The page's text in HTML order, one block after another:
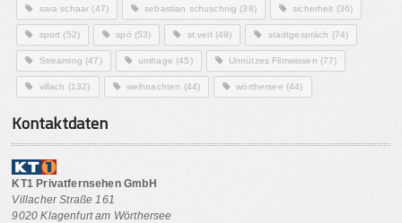
sara schaar (47) sebastian schuschnig (38) sicherheit (36)
sport (52) spö (53) st.veit(49) stadtgespräch (74)
Streaming (47) umfrage (45) Unnützes Filmwissen (77)
villach (132) weihnachten (44) wörthersee (44)
Kontaktdaten
KT1 Privatfernsehen GmbH
Villacher Straße 161
9020 Klagenfurt am Wörthersee